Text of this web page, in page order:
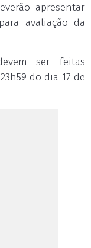
apresentar
avaliação da
ser feitas
do dia 17 de